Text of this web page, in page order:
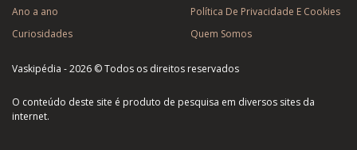
Ano a ano
Curiosidades
Política De Privacidade E Cookies
Quem Somos
Vaskipédia - 2026 © Todos os direitos reservados
O conteúdo deste site é produto de pesquisa em diversos sites da
internet.